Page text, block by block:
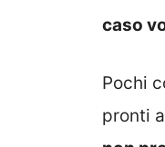
caso
Pochi
pronti